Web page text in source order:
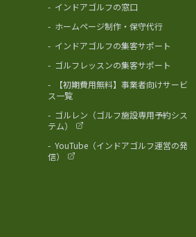
- インドアゴルフの窓口
- ホームページ制作・保守代行
- インドアゴルフの集客サポート
- ゴルフレッスンの集客サポート
-
【初期費用無料】事業者向けサービ
ス一覧
- ゴルレン（ゴルフ施設専用予約シス
テム）
- YouTube（インドアゴルフ運営の発
信）